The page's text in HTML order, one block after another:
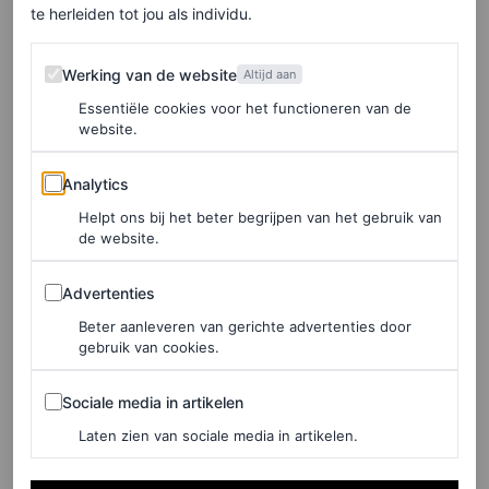
Het sieraad, met Egyptisch geïnspireerde motieven, was
een opdracht van koning Alfonso XIII voor zijn vrouw.
Ooit bevatte deze tiara smaragden die de koningin, ook
wel ‘Ena’ genoemd, van haar peettante, keizerin Eugenia
de Montijo, had gekregen. Na verloop van tijd werden
deze edelstenen, waarmee de vorstin zich met een
bijpassende ketting liet fotograferen, echter vervangen
door parels. Het huis Ansorena was verantwoordelijk
voor dit werk.
In ballingschap verkocht Victoria Eugenia deze
smaragden (gekocht door de sjah van Perzië voor Farah
Diba). Toen de vorstin stierf, erfde haar dochter, infante
te herleiden tot jou als individu.
Werking van de website
Werking van de website Altijd aan
Essentiële cookies voor het functioneren van de
website.
Analytics
Analytics
Helpt ons bij het beter begrijpen van het gebruik van
de website.
Advertenties
Advertenties
Beter aanleveren van gerichte advertenties door
gebruik van cookies.
Sociale media in artikelen
Sociale media in artikelen
Laten zien van sociale media in artikelen.